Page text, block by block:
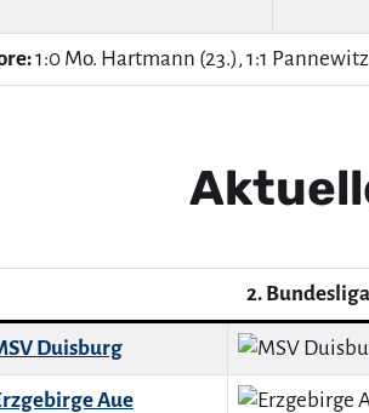
1:0 Mo. Hartmann (23.), 1:1
2.
Duisburg
Aue